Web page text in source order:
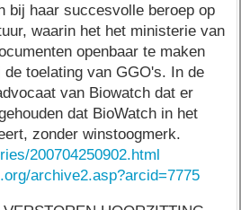
bij haar succesvolle beroep op
waarin het het ministerie van
openbaar te maken
toelating van GGO's. In de
van Biowatch dat er
dat BioWatch in het
zonder winstoogmerk.
200704250902.html
archive2.asp?arcid=7775